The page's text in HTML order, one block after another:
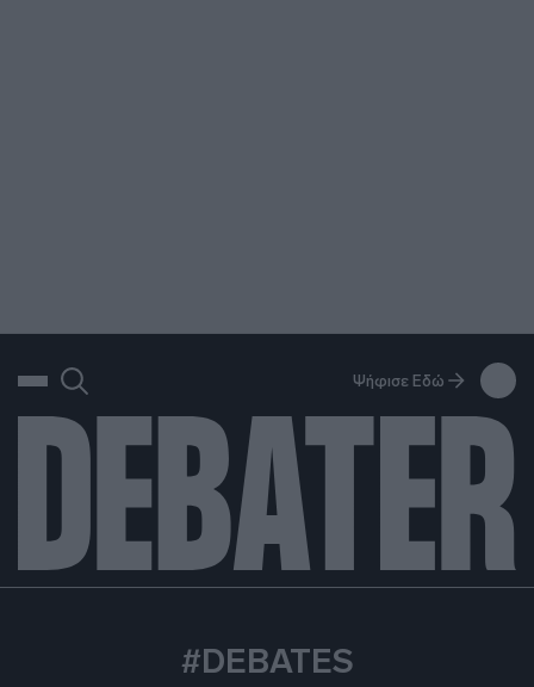
Ψήφισε Εδώ
#DEBATES